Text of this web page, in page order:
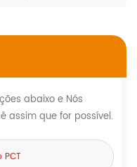
abaixo e Nós
assim que for possível.